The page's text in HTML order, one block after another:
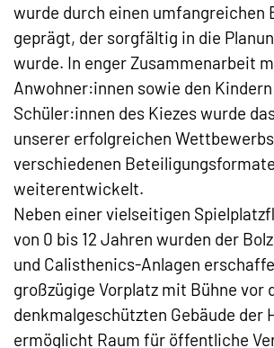
wurde durch einen umfangreichen
geprägt, der sorgfältig in die
wurde. In enger Zusammenarbeit
Anwohner:innen sowie den
Schüler:innen des Kiezes wurde
unserer erfolgreichen
verschiedenen
weiterentwickelt.
Neben einer vielseitigen
von 0 bis 12 Jahren wurden der
und Calisthenics-Anlagen
großzügige Vorplatz mit Bühne vor
denkmalgeschützten Gebäude der
ermöglicht Raum für öffentliche